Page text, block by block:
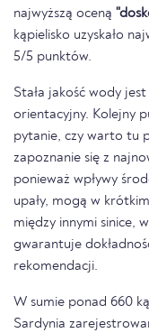
najwyższą oceną
kąpielisko uzyskało
5/5 punktów.
Stała jakość wody
orientacyjny. Kolejny
pytanie, czy warto tu
zapoznanie się z
ponieważ wpływy
upały, mogą w
między innymi sinice,
gwarantuje
rekomendacji.
W sumie ponad 660
Sardynia